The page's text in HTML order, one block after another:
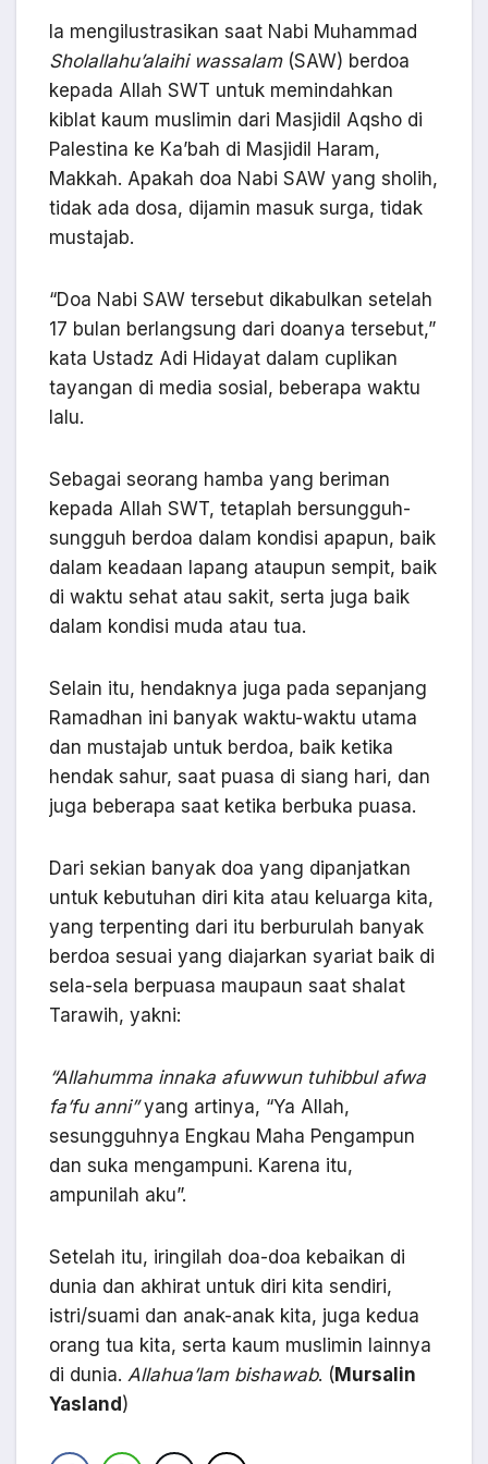
Ia mengilustrasikan saat Nabi Muhammad
Sholallahu’alaihi wassalam(SAW) berdoa
kepada Allah SWT untuk memindahkan
kiblat kaum muslimin dari Masjidil Aqsho di
Palestina ke Ka’bah di Masjidil Haram,
Makkah. Apakah doa Nabi SAW yang sholih,
tidak ada dosa, dijamin masuk surga, tidak
mustajab.
“Doa Nabi SAW tersebut dikabulkan setelah
17 bulan berlangsung dari doanya tersebut,”
kata Ustadz Adi Hidayat dalam cuplikan
tayangan di media sosial, beberapa waktu
lalu.
Sebagai seorang hamba yang beriman
kepada Allah SWT, tetaplah bersungguh-
sungguh berdoa dalam kondisi apapun, baik
dalam keadaan lapang ataupun sempit, baik
di waktu sehat atau sakit, serta juga baik
dalam kondisi muda atau tua.
Selain itu, hendaknya juga pada sepanjang
Ramadhan ini banyak waktu-waktu utama
dan mustajab untuk berdoa, baik ketika
hendak sahur, saat puasa di siang hari, dan
juga beberapa saat ketika berbuka puasa.
Dari sekian banyak doa yang dipanjatkan
untuk kebutuhan diri kita atau keluarga kita,
yang terpenting dari itu berburulah banyak
berdoa sesuai yang diajarkan syariat baik di
sela-sela berpuasa maupaun saat shalat
Tarawih, yakni:
“Allahumma innaka afuwwun tuhibbul afwa
fa’fu anni”yang artinya, “Ya Allah,
sesungguhnya Engkau Maha Pengampun
dan suka mengampuni. Karena itu,
ampunilah aku”.
Setelah itu, iringilah doa-doa kebaikan di
dunia dan akhirat untuk diri kita sendiri,
istri/suami dan anak-anak kita, juga kedua
orang tua kita, serta kaum muslimin lainnya
di dunia. Allahua’lam bishawab. (Mursalin
Yasland)